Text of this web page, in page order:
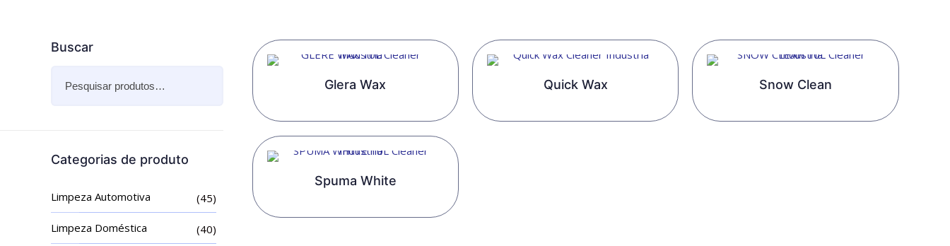
Glera Wax Quick Wax Snow Clean
Spuma White
Buscar
Categorias de produto
Limpeza Automotiva (45)
Limpeza Doméstica (40)